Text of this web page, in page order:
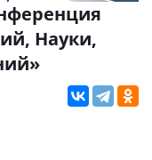
Науки,